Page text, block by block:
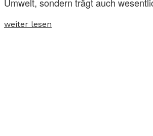
weiter lesen